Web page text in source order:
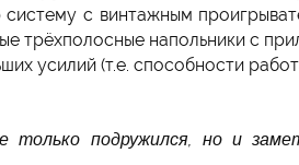
с винтажным
трёхполосные напольники с
усилий (т.е. способности
подружился, но и